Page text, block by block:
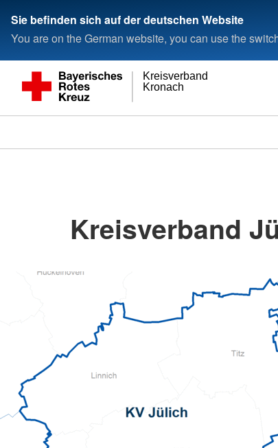
Sie befinden sich auf der deutschen Website
You are on the German website, you can use the
Kronach
Kreisverband
Kreisverband